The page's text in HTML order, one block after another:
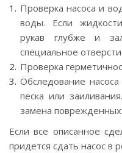
Проверка насоса и
воды. Если
рукав глубже и
специальное
Проверка
Обследование
песка или
замена
Если все описанное
придется сдать насос в